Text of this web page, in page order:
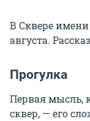
В Сквере
августа.
Прогулка
Первая мысль,
сквер, — его